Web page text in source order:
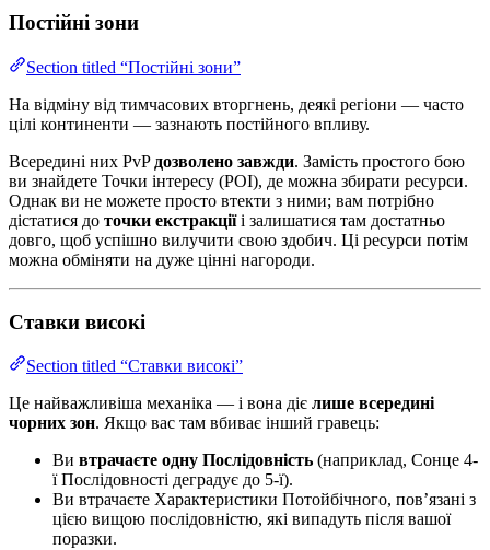
Постійні зони
Section titled “Постійні зони”
На відміну від тимчасових вторгнень, деякі регіони — часто
цілі континенти — зазнають постійного впливу.
Всередині них PvP дозволено завжди. Замість простого бою
ви знайдете Точки інтересу (POI), де можна збирати ресурси.
Однак ви не можете просто втекти з ними; вам потрібно
дістатися до точки екстракціїі залишатися там достатньо
довго, щоб успішно вилучити свою здобич. Ці ресурси потім
можна обміняти на дуже цінні нагороди.
Ставки високі
Section titled “Ставки високі”
Це найважливіша механіка — і вона діє лише всередині
чорних зон. Якщо вас там вбиває інший гравець:
Ви втрачаєте одну Послідовність (наприклад, Сонце 4-
ї Послідовності деградує до 5-ї).
Ви втрачаєте Характеристики Потойбічного, пов’язані з
цією вищою послідовністю, які випадуть після вашої
поразки.